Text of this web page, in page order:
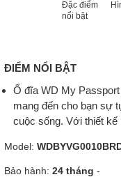
Đặc điểm
nổi bật
ĐIỂM NỔI BẬT
Ổ đĩa WD My
mang đến cho bạn sự
cuộc sống. Với thiết
Model:
Bảo hành: 24 tháng -